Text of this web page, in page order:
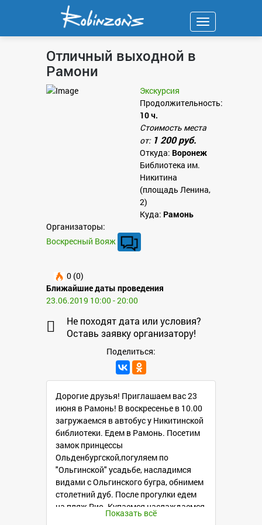
Навигация
Отличный выходной в
Рамони
Экскурсия
Продолжительность:
10 ч.
Стоимость места
от: 1 200 руб.
Откуда: Воронеж
Библиотека им.
Никитина
(площадь Ленина,
2)
Куда: Рамонь
Организаторы:
Воскресный Вояж
0 (0)
Ближайшие даты проведения
23.06.2019 10:00 - 20:00
Не походят дата или условия?
Оставь заявку организатору!
Поделиться:
Дорогие друзья! Приглашаем вас 23
июня в Рамонь! В воскресенье в 10.00
загружаемся в автобус у Никитинской
библиотеки. Едем в Рамонь. Посетим
замок принцессы
Ольденбургской,погуляем по
"Ольгинской" усадьбе, насладимся
видами с Ольгинского бугра, обнимем
столетний дуб. После прогулки едем
на пляж Рио. Купаемся,наслаждаемся
свежим воздухом,чистой речкой,пока
Показать всё